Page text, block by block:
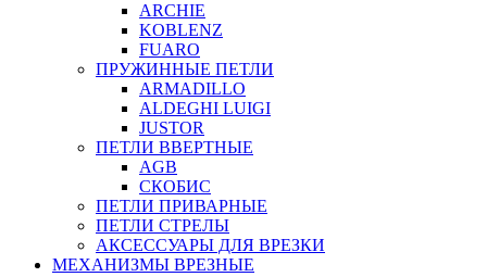
ARCHIE
KOBLENZ
FUARO
ПРУЖИННЫЕ ПЕТЛИ
ARMADILLO
ALDEGHI LUIGI
JUSTOR
ПЕТЛИ ВВЕРТНЫЕ
AGB
СКОБИС
ПЕТЛИ ПРИВАРНЫЕ
ПЕТЛИ СТРЕЛЫ
АКСЕССУАРЫ ДЛЯ ВРЕЗКИ
МЕХАНИЗМЫ ВРЕЗНЫЕ